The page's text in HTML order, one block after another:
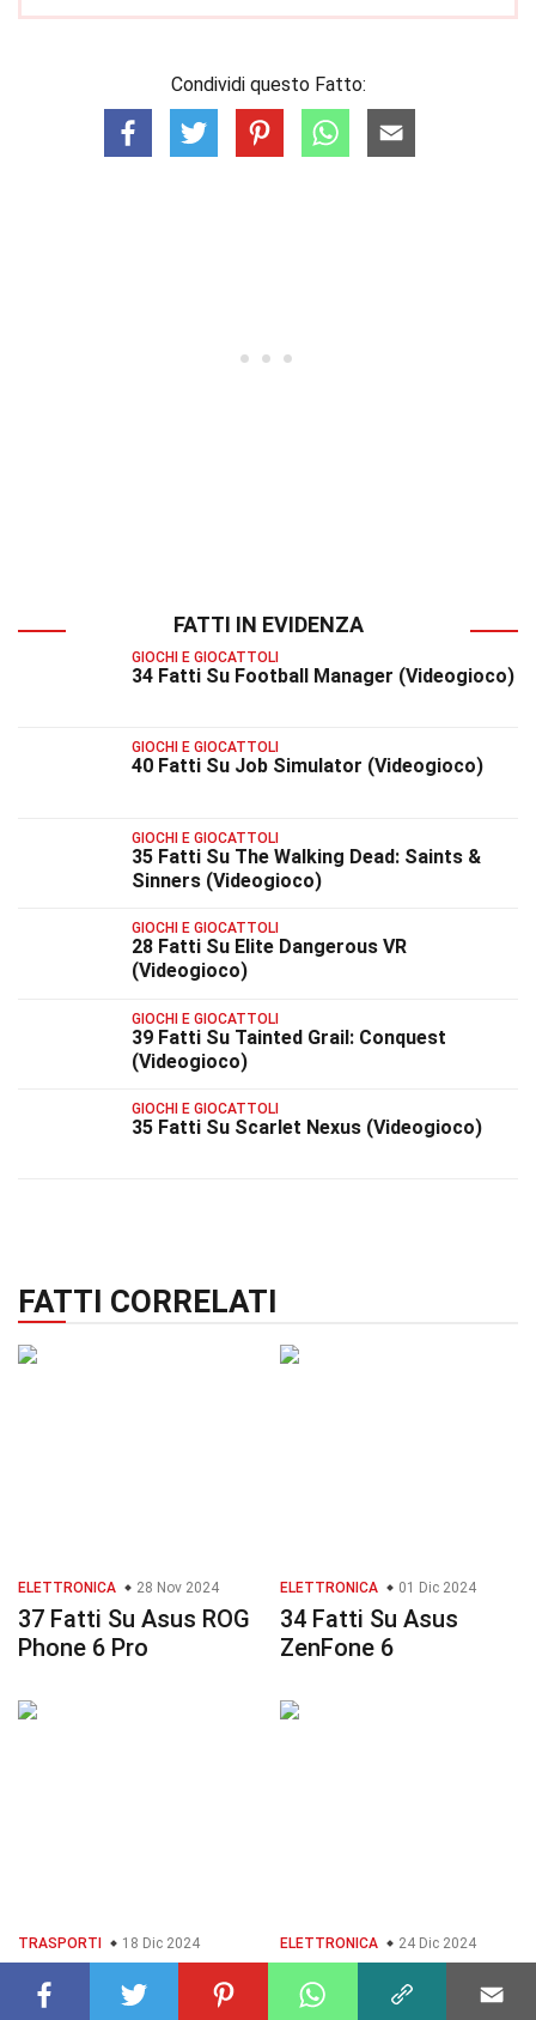
Condividi questo Fatto:
FATTI IN EVIDENZA
GIOCHI E GIOCATTOLI
34 Fatti Su Football Manager (Videogioco)
GIOCHI E GIOCATTOLI
40 Fatti Su Job Simulator (Videogioco)
GIOCHI E GIOCATTOLI
35 Fatti Su The Walking Dead: Saints &
Sinners (Videogioco)
GIOCHI E GIOCATTOLI
28 Fatti Su Elite Dangerous VR
(Videogioco)
GIOCHI E GIOCATTOLI
39 Fatti Su Tainted Grail: Conquest
(Videogioco)
GIOCHI E GIOCATTOLI
35 Fatti Su Scarlet Nexus (Videogioco)
FATTI CORRELATI
ELETTRONICA 28 Nov 2024
37 Fatti Su Asus ROG
Phone 6 Pro
ELETTRONICA 01 Dic 2024
34 Fatti Su Asus
ZenFone 6
TRASPORTI 18 Dic 2024
38 Fatti Su Maxus
EUNIQ 6
ELETTRONICA 24 Dic 2024
37 Fatti Su Samsung
Galaxy Book Pro